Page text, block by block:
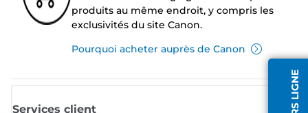
produits au même endroit, y compris les
exclusivités du site Canon.
Pourquoi acheter auprès de Canon
Services client